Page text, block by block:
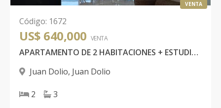
VENTA
Código: 1672
US$ 640,000 VENTA
APARTAMENTO DE 2 HABITACIONES + ESTUDIO EN PRIMERA LÍNEA DE PLAYA, JUAN DOLIO
Juan Dolio, Juan Dolio
2 3